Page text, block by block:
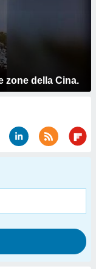
zone della Cina.